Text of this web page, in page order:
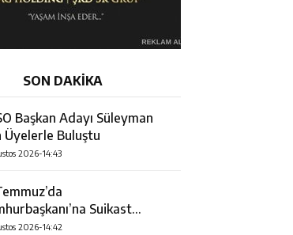
SON DAKİKA
Başkan Adayı Süleyman
Üyelerle Buluştu
2026-14:43
Suikast
Yer Alan Firari FETÖ
2026-14:42